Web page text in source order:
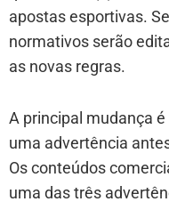
apostas esportivas.
normativos serão
as novas regras.
A principal mudança
uma advertência
Os conteúdos
uma das três